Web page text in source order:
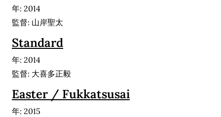
年: 2014
監督: 山岸聖太
Standard
年: 2014
監督: 大喜多正毅
Easter / Fukkatsusai
年: 2015